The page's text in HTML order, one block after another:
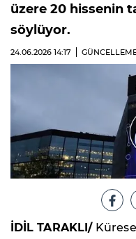
üzere 20 hissenin
söylüyor.
24.06.2026 14:17
İDİL TARAKLI/